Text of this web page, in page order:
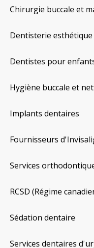
Chirurgie buccale et
Dentisterie esthétique
Dentistes pour
Hygiène buccale et
Implants dentaires
Fournisseurs
Services
RCSD (Régime
Sédation dentaire
Services dentaires